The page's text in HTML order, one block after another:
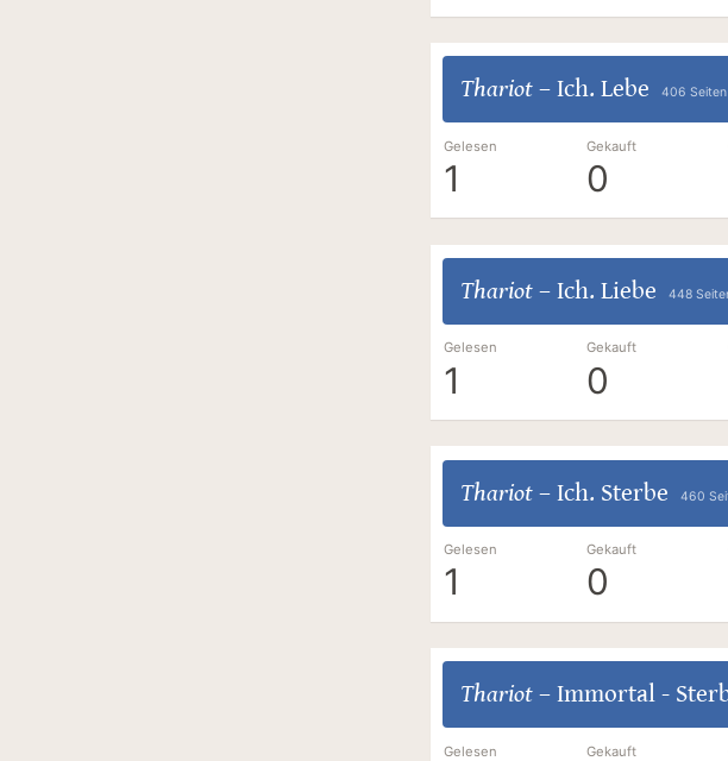
Thariot– Ich. Lebe 406 Seiten
Gelesen
1
Gekauft
0
Thariot– Ich. Liebe 448
Gelesen
1
Gekauft
0
Thariot– Ich. Sterbe 460
Gelesen
1
Gekauft
0
Thariot– Immortal -
Gelesen Gekauft